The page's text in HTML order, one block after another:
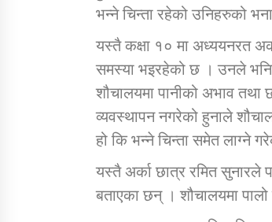
तातोपानी गाउँपालिका जुम्लाको बालविवाह सन्देश
भन्ने चिन्ता रहेको उनिहरुको
यस्तै कक्षा १० मा अध्ययनरत
समस्या भइरहेको छ । उनले भनिन्,
शौचालयमा पानीको अभाव तथा
व्यवस्थापन नगरेको हुनाले
हो कि भन्ने चिन्ता समेत लाग्ने
यस्तै अर्का छात्र रमित सुनारले
बताएका छन् । शौचालयमा